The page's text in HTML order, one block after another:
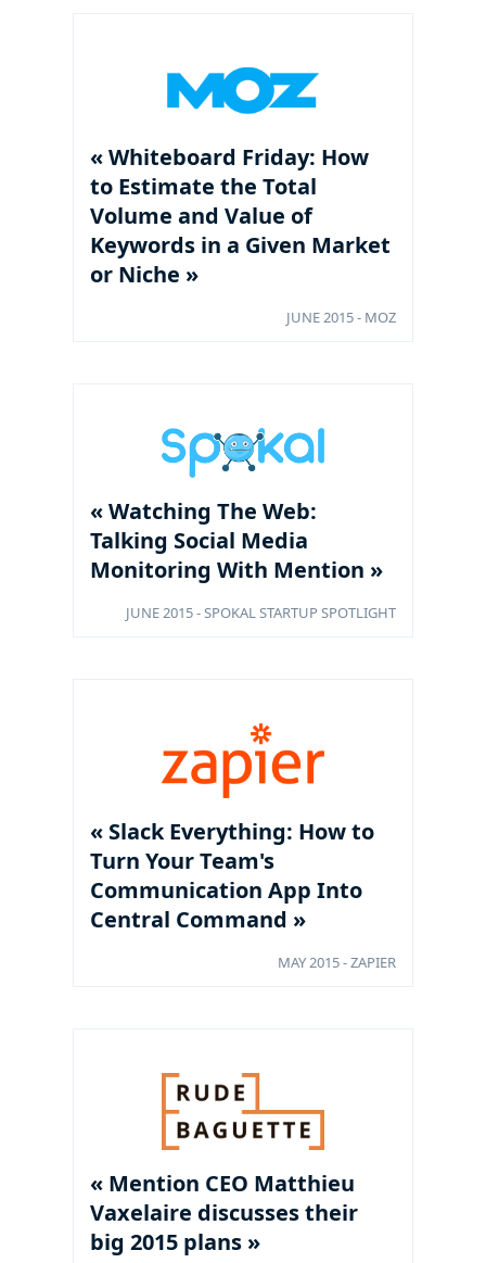
« Whiteboard Friday: How
to Estimate the Total
Volume and Value of
Keywords in a Given Market
or Niche »
JUNE 2015 - MOZ
« Watching The Web:
Talking Social Media
Monitoring With Mention »
JUNE 2015 - SPOKAL STARTUP SPOTLIGHT
« Slack Everything: How to
Turn Your Team's
Communication App Into
Central Command »
MAY 2015 - ZAPIER
« Mention CEO Matthieu
Vaxelaire discusses their
big 2015 plans »